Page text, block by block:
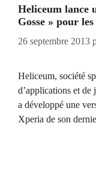
Heliceum lance
Gosse » pour
26 septembre 2013
Heliceum, société
d’applications et de
a développé une
Xperia de son